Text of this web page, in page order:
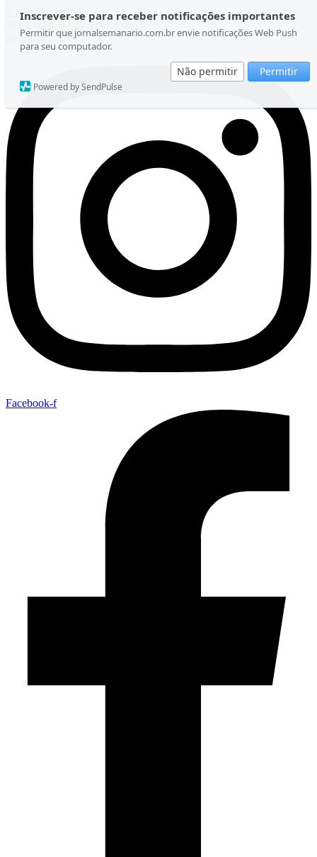
Inscrever-se para receber notificações importantes
Permitir que jornalsemanario.com.br envie notificações Web Push
para seu computador.
Não permitir Permitir
Powered by SendPulse
Ir para o conteúdo
Sexta-feira, 07 de Agosto de 2026
Instagram
Facebook-f